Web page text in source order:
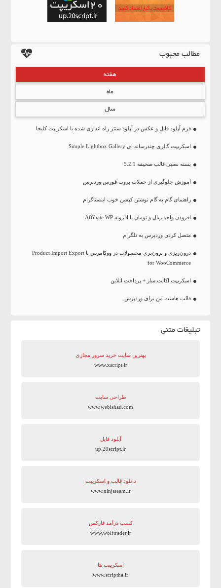
مطالب محبوب
هفته
ماه
سال
فرم آپلود فایل و عکس در آپلود سنتر راه اندازی شده با اسکریپت کلیجا
اسکریپت گالری چندرسانه ای Simple Lightbox Gallery
بسته نصبی قالب صحیفه 5.2.1
آموزش جلوگیری از حملات بروت فورس وردپرس
راهنمای گام به گام نوشتن کپشن خوب اینستاگرام
افزودن واحد ریال و تومان با افزونه Affiliate WP
متصل کردن وردپرس به تلگرام
درون‌ریزی و برون‌بری محصولات در ووکامرس با Product Import Export
for WooCommerce
اسکریپت اکانت ساز + پرداخت انلاین
قالب هاست من برای وردپرس
تبلیغات متنی
بهترین سایت‌ خرید سرور مجازی
www.xscript.ir
طراحی سایت
www.webishad.com
آپلود فایل
up.20script.ir
دانلود قالب و اسکریپت
www.ninjateam.ir
کسب درآمد فارکس
www.wolftrader.ir
اسکریپت ها
www.scriptha.ir